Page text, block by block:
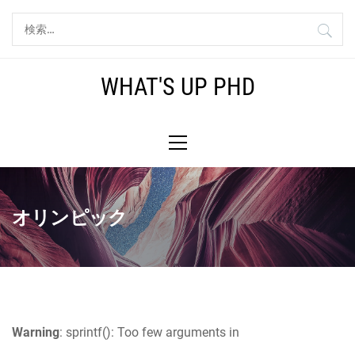
ッ
プ
索:
WHAT'S UP PHD
イ
メ
ニ
ュ
ー
オリンピック
Warning: sprintf(): Too few arguments in